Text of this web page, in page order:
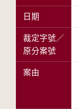
日期
裁定字號／
原分案號
案由